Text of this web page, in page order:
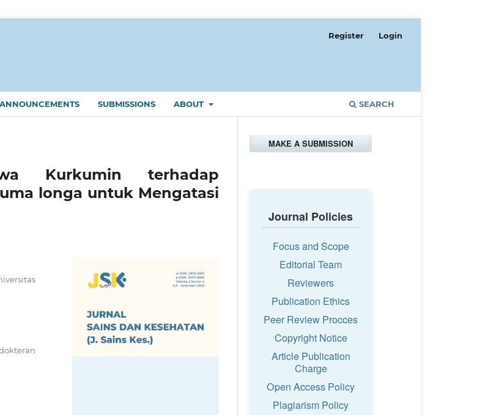
ANNOUNCEMENTS SUBMISSIONS ABOUT SEARCH
Register Login
Kurkumin terhadap
longa untuk Mengatasi
MAKE A SUBMISSION
Journal Policies
Focus and Scope
Editorial Team
Reviewers
Publication Ethics
Peer Review Procces
Copyright Notice
Article Publication
Charge
Open Access Policy
Plagiarism Policy